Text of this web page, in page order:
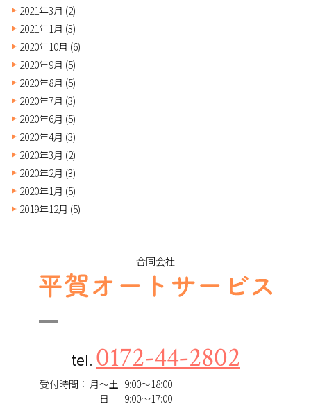
2021年3月 (2)
2021年1月 (3)
2020年10月 (6)
2020年9月 (5)
2020年8月 (5)
2020年7月 (3)
2020年6月 (5)
2020年4月 (3)
2020年3月 (2)
2020年2月 (3)
2020年1月 (5)
2019年12月 (5)
合同会社
tel. 0172-44-2802
受付時間： 月～土 9:00～18:00
日
9:00～17:00